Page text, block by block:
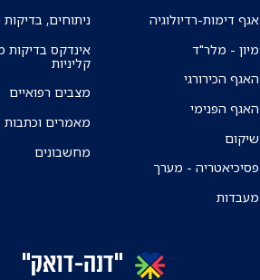
אגף דימות-רדיולוגיה
מיון - מלר"ד
האגף הכירורגי
האגף הפנימי
שיקום
פסיכיאטריה - מערך
מעבדות
ניתוחים, בדיקות
אינדקס בדיקות
קליניות
מצבים רפואיים
מאמרים וכתבות
מחשבונים
"דנה-דואק"